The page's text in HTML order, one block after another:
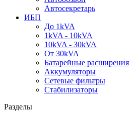
Автосекретарь
ИБП
До 1kVA
1kVA - 10kVA
10kVA - 30kVA
От 30kVA
Батарейные расширения
Аккумуляторы
Сетевые фильтры
Стабилизаторы
Разделы